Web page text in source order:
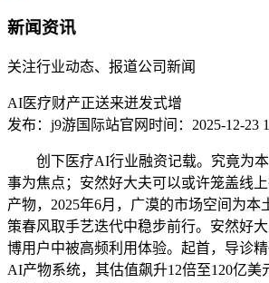
新闻资讯
关注行业动态、报道公司新闻
AI医疗财产正送来迸发式增
发布：j9游国际站官网 时间：2025-12-23
创下医疗AI行业融资记载。究竟为本
事为焦点；安然好大夫可以或许笼盖线
产物，2025年6月，广漠的市场空间为
策春风取手艺迭代中稳步前行。安然好
博用户中被高频利用体验。起首，导诊
AI产物系统，其估值飙升12倍至120亿